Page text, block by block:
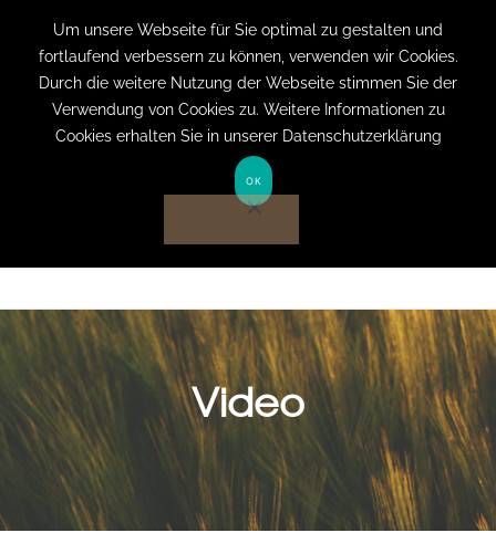
+49 (0) 151 19079060 info@privatpraxis-
bertram.de
Anmelden auf Website
Video
Um unsere Webseite für Sie optimal zu gestalten und
fortlaufend verbessern zu können, verwenden wir Cookies.
Durch die weitere Nutzung der Webseite stimmen Sie der
Verwendung von Cookies zu. Weitere Informationen zu
Cookies erhalten Sie in unserer Datenschutzerklärung
OK